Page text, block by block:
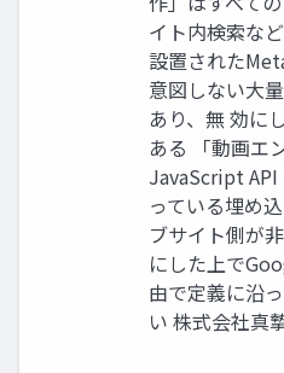
イト内検索な
設置された
意図しない大
あり、無 効に
ある 「動画エ
JavaScript
っている埋め
ブサイト側が
にした上で
由で定義に沿
い 株式会社真